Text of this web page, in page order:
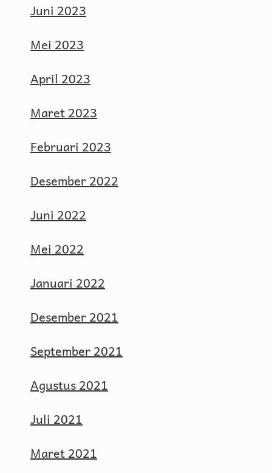
Juni 2023
Mei 2023
April 2023
Maret 2023
Februari 2023
Desember 2022
Juni 2022
Mei 2022
Januari 2022
Desember 2021
September 2021
Agustus 2021
Juli 2021
Maret 2021